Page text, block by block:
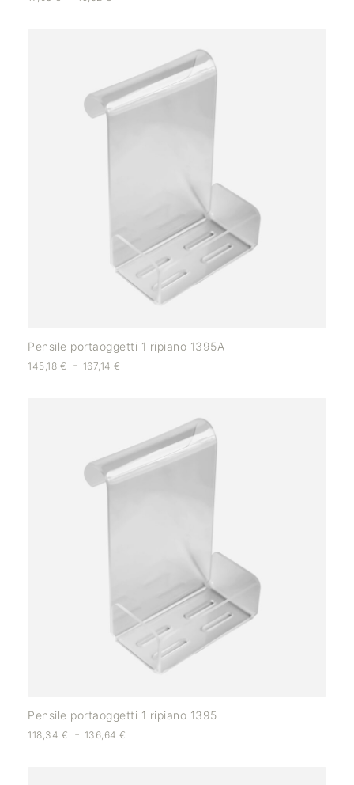
Pensile portaoggetti 1 ripiano 1395A
145,18 € - 167,14€
Pensile portaoggetti 1 ripiano 1395
118,34 € - 136,64€